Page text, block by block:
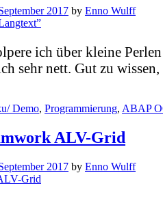
2017 by Enno Wulff
ich über kleine
sehr nett. Gut zu wissen,
Demo, Programmierung, ABAP
ALV-Grid
2017 by Enno Wulff